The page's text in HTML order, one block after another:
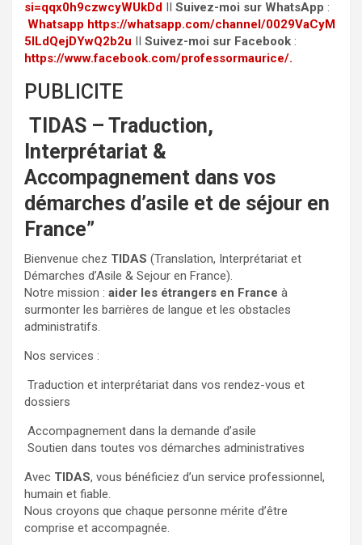
si=qqx0h9czwcyWUkDd
Suivez-moi sur WhatsApp :
Whatsapp https://whatsapp.com/channel/0029VaCyM
5ILdQejDYwQ2b2u
Suivez-moi sur Facebook :
https://www.facebook.com/professormaurice/.
PUBLICITE
TIDAS – Traduction,
Interprétariat &
Accompagnement dans vos
démarches d’asile et de séjour en
France”
Bienvenue chez TIDAS (Translation, Interprétariat et
Démarches d’Asile & Sejour en France).
Notre mission : aider les étrangers en France à
surmonter les barrières de langue et les obstacles
administratifs.
Nos services :
Traduction et interprétariat dans vos rendez-vous et
dossiers
Accompagnement dans la demande d’asile
Soutien dans toutes vos démarches administratives
Avec TIDAS, vous bénéficiez d’un service professionnel,
humain et fiable.
Nous croyons que chaque personne mérite d’être
comprise et accompagnée.